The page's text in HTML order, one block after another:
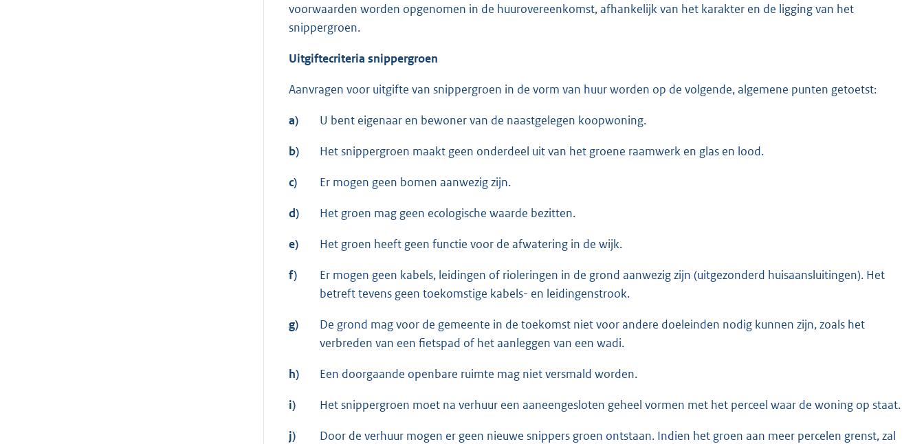
voorwaarden worden opgenomen in de huurovereenkomst, afhankelijk van het karakter en de ligging van het
snippergroen.
Uitgiftecriteria snippergroen
Aanvragen voor uitgifte van snippergroen in de vorm van huur worden op de volgende, algemene punten getoetst:
a) U bent eigenaar en bewoner van de naastgelegen koopwoning.
b) Het snippergroen maakt geen onderdeel uit van het groene raamwerk en glas en lood.
c) Er mogen geen bomen aanwezig zijn.
d) Het groen mag geen ecologische waarde bezitten.
e) Het groen heeft geen functie voor de afwatering in de wijk.
f)
Er mogen geen kabels, leidingen of rioleringen in de grond aanwezig zijn (uitgezonderd huisaansluitingen). Het
betreft tevens geen toekomstige kabels- en leidingenstrook.
g)
De grond mag voor de gemeente in de toekomst niet voor andere doeleinden nodig kunnen zijn, zoals het
verbreden van een fietspad of het aanleggen van een wadi.
h) Een doorgaande openbare ruimte mag niet versmald worden.
i) Het snippergroen moet na verhuur een aaneengesloten geheel vormen met het perceel waar de woning op staat.
j)
Door de verhuur mogen er geen nieuwe snippers groen ontstaan. Indien het groen aan meer percelen grenst, zal